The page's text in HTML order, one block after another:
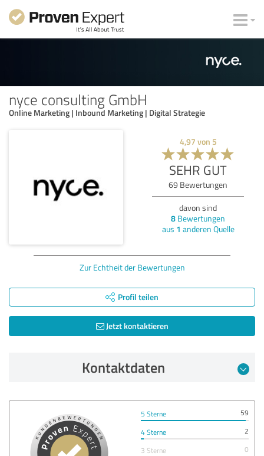
nyce consulting GmbH
Online Marketing | Inbound Marketing | Digital Strategie
4,97 von 5
SEHR GUT
69 Bewertungen
davon sind
8 Bewertungen
aus 1 anderen Quelle
Zur Echtheit der Bewertungen
Profil teilen
Jetzt kontaktieren
Kontaktdaten
5 Sterne
59
4 Sterne
2
3 Sterne
0